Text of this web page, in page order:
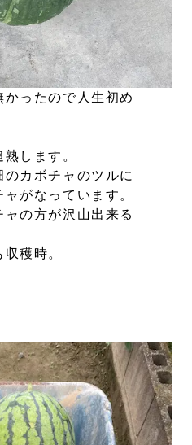
ったので人生初め
します。
カボチャのツルに
がなっています。
の方が沢山出来る
穫時。